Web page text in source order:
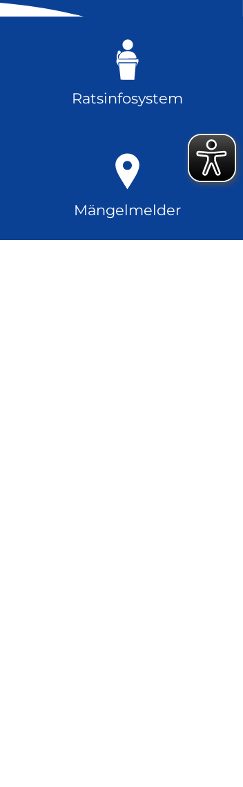
Ratsinfosystem
Mängelmelder